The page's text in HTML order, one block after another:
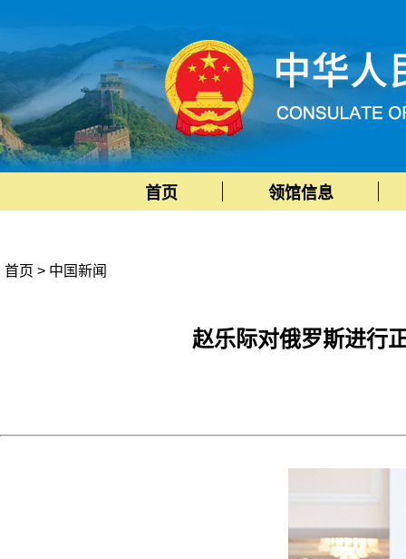
首页 领馆信息
首页 > 中国新闻
赵乐际对俄罗斯进行